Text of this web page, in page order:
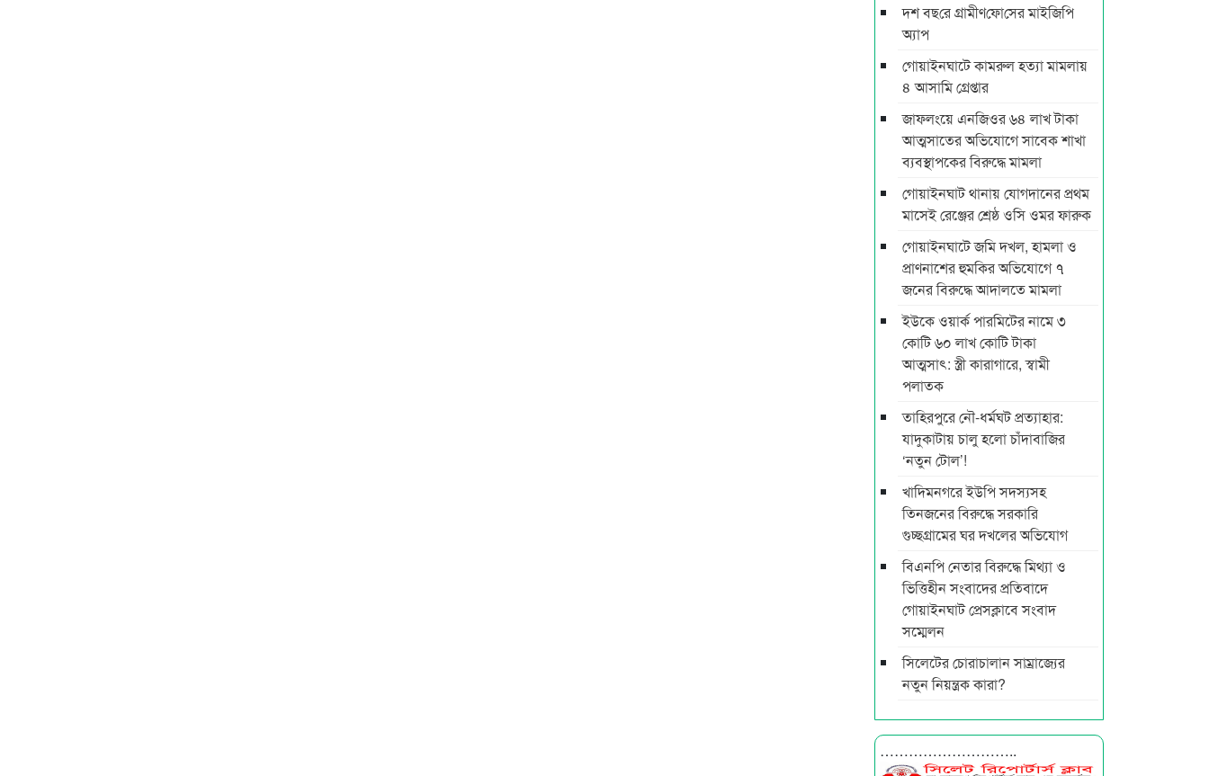
দশ বছ‌রে গ্রামীণ‌ফো‌সের মাইজিপি
অ্যাপ
গোয়াইনঘাটে কামরুল হত্যা মামলায়
৪ আসামি গ্রেপ্তার
জাফলংয়ে এনজিওর ৬৪ লাখ টাকা
আত্মসাতের অভিযোগে সাবেক শাখা
ব্যবস্থাপকের বিরুদ্ধে মামলা
গোয়াইনঘাট থানায় যোগদানের প্রথম
মাসেই রেঞ্জের শ্রেষ্ঠ ওসি ওমর ফারুক
গোয়াইনঘাটে জমি দখল, হামলা ও
প্রাণনাশের হুমকির অভিযোগে ৭
জনের বিরুদ্ধে আদালতে মামলা
ইউকে ওয়ার্ক পারমিটের নামে ৩
কোটি ৬০ লাখ কোটি টাকা
আত্মসাৎ: স্ত্রী কারাগারে, স্বামী
পলাতক
তাহিরপুরে নৌ-ধর্মঘট প্রত্যাহার:
যাদুকাটায় চালু হলো চাঁদাবাজির
‘নতুন টোল’!
খাদিমনগরে ইউপি সদস্যসহ
তিনজনের বিরুদ্ধে সরকারি
গুচ্ছগ্রামের ঘর দখলের অভিযোগ
বিএনপি নেতার বিরুদ্ধে মিথ্যা ও
ভিত্তিহীন সংবাদের প্রতিবাদে
গোয়াইনঘাট প্রেসক্লাবে সংবাদ
সম্মেলন
সিলেটের চোরাচালান সাম্রাজ্যের
নতুন নিয়ন্ত্রক কারা?
………………………..